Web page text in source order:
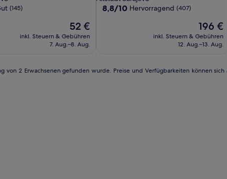
Sarajevo
(145)
Der
Preis
beträgt
52 €
inkl. Steuern & Gebühren
7. Aug.–8. Aug.
Unterkunft
8.8
8,8/10 Hervorragend (407)
Der
Preis
beträgt
196 €
inkl. Steuern & Gebühren
12. Aug.–13. Aug.
2 Erwachsenen gefunden wurde. Preise und Verfügbarkeiten können sich